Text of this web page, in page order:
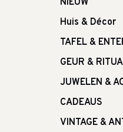
NIEUW
Huis & Décor
TAFEL &
GEUR &
JUWELEN &
CADEAUS
VINTAGE &